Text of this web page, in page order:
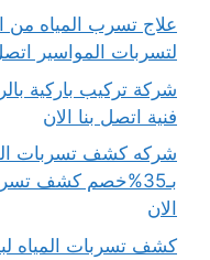
لتسربات المواسير
فنية اتصل بنا الان
شركه كشف تسربات
بـ35%خصم كشف
الان